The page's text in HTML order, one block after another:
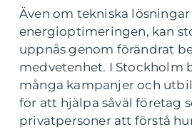
Även om tekniska
energioptimeringen, kan
uppnås genom förändrat
medvetenhet. I Stockholm
många kampanjer och
för att hjälpa såväl företag
privatpersoner att förstå